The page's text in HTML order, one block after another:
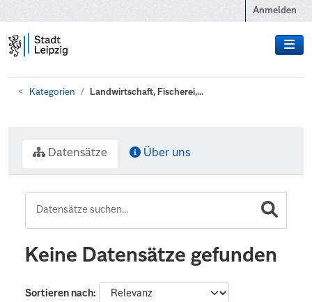
Anmelden
Kategorien Landwirtschaft, Fischerei,...
Datensätze Über uns
Keine Datensätze gefunden
Sortieren nach